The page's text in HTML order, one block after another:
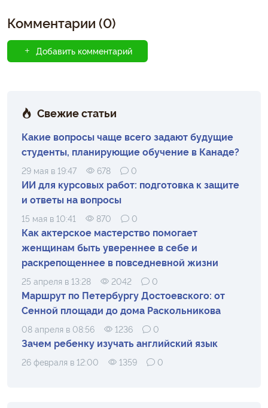
Комментарии (0)
Добавить комментарий
Свежие статьи
Какие вопросы чаще всего задают будущие
студенты, планирующие обучение в Канаде?
29 мая в 19:47 678 0
ИИ для курсовых работ: подготовка к защите
и ответы на вопросы
15 мая в 10:41 870 0
Как актерское мастерство помогает
женщинам быть увереннее в себе и
раскрепощеннее в повседневной жизни
25 апреля в 13:28 2042 0
Маршрут по Петербургу Достоевского: от
Сенной площади до дома Раскольникова
08 апреля в 08:56 1236 0
Зачем ребенку изучать английский язык
26 февраля в 12:00 1359 0